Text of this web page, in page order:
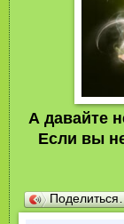
А давайте
Если вы